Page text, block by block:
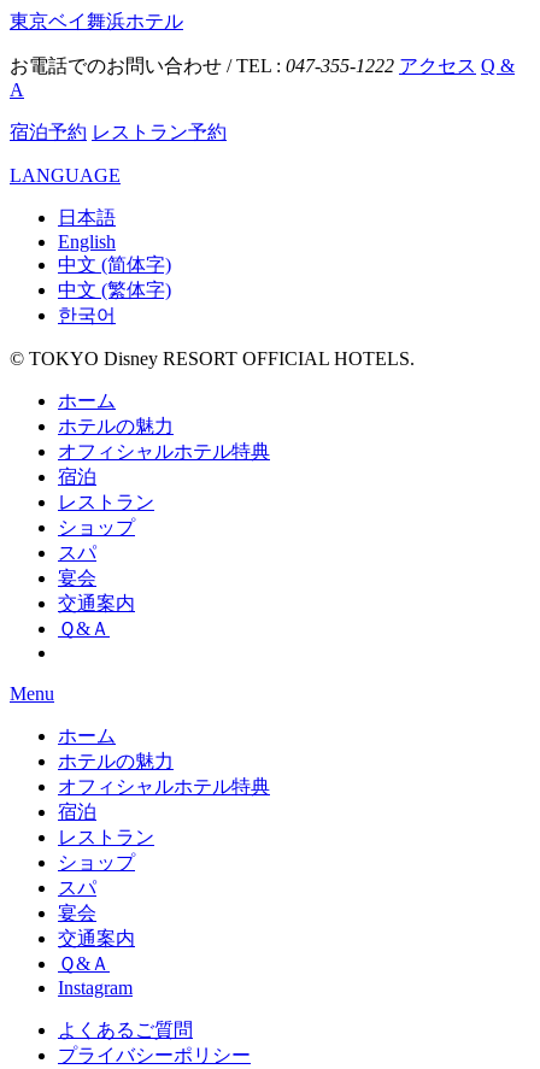
東京ベイ舞浜ホテル
お電話でのお問い合わせ / TEL : 047-355-1222 アクセス Q &
A
宿泊予約 レストラン予約
LANGUAGE
日本語
English
中文 (简体字)
中文 (繁体字)
한국어
© TOKYO Disney RESORT OFFICIAL HOTELS.
ホーム
ホテルの魅力
オフィシャルホテル特典
宿泊
レストラン
ショップ
スパ
宴会
交通案内
Ｑ&Ａ
Menu
ホーム
ホテルの魅力
オフィシャルホテル特典
宿泊
レストラン
ショップ
スパ
宴会
交通案内
Ｑ&Ａ
Instagram
よくあるご質問
プライバシーポリシー